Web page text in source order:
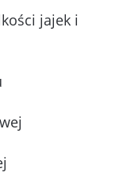
jajek i